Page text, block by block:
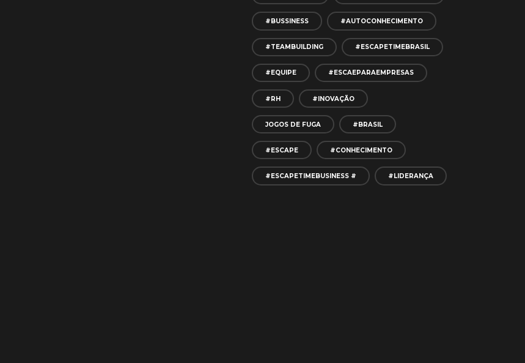
#BUSSINESS #AUTOCONHECIMENTO
#TEAMBUILDING #ESCAPETIMEBRASIL
#EQUIPE #ESCAEPARAEMPRESAS
#RH #INOVAÇÃO
JOGOS DE FUGA #BRASIL
#ESCAPE #CONHECIMENTO
#ESCAPETIMEBUSINESS # #LIDERANÇA